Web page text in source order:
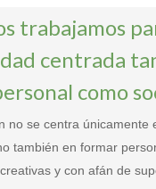
trabajamos
centrada
como
no se centra únicamente
también en formar
y con afán de